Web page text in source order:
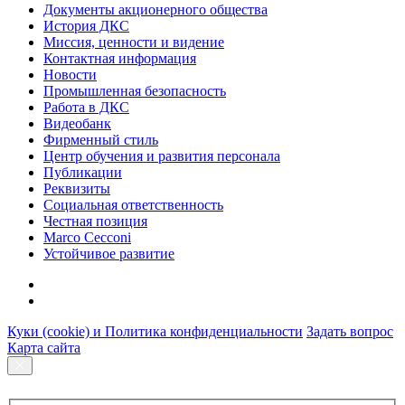
Документы акционерного общества
История ДКС
Миссия, ценности и видение
Контактная информация
Новости
Промышленная безопасность
Работа в ДКС
Видеобанк
Фирменный стиль
Центр обучения и развития персонала
Публикации
Реквизиты
Социальная ответственность
Честная позиция
Marco Cecconi
Устойчивое развитие
Куки (cookie) и Политика конфиденциальности Задать вопрос
Карта сайта